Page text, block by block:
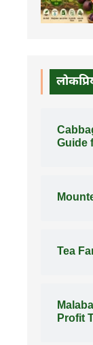
Guide
Tea
Profit